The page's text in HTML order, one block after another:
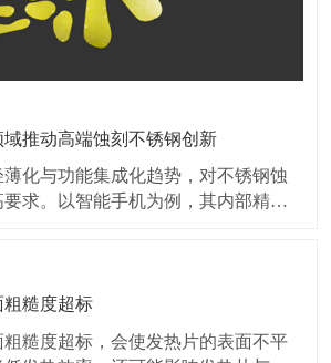
推动高端蚀刻不锈钢创新
化与功能集成化趋势，对不锈钢蚀
求。以智能手机为例，其内部精密
戴设备对金属外壳的装饰性需求激
镀膜、阳极氧化等表面处理技术的
糙度超标
糙度超标，会使发热片的表面不平